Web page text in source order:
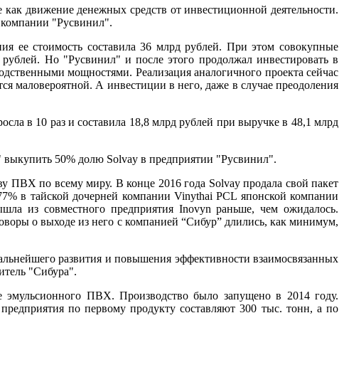
движение денежных средств от инвестиционной деятельности.
компании "Русвинил".
ее стоимость составила 36 млрд рублей. При этом совокупные
Но "Русвинил" и после этого продолжал инвестировать в
мощностями. Реализация аналогичного проекта сейчас
маловероятной. А инвестиции в него, даже в случае преодоления
в 10 раз и составила 18,8 млрд рублей при выручке в 48,1 млрд
50% долю Solvay в предприятии "Русвинил".
ПВХ по всему миру. В конце 2016 года Solvay продала свой пакет
в тайской дочерней компании Vinythai PCL японской компании
из совместного предприятия Inovyn раньше, чем ожидалось.
о выходе из него с компанией “Сибур” длились, как минимум,
развития и повышения эффективности взаимосвязанных
"Сибура".
ПВХ. Производство было запущено в 2014 году.
по первому продукту составляют 300 тыс. тонн, а по